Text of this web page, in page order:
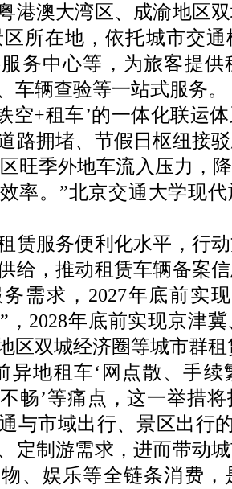
港澳大湾区、成渝地区
所在地，依托城市交
务中心等，为旅客提
车辆查验等一站式服务。
+租车’的一体化联运体
路拥堵、节假日枢纽接
旺季外地车流入压力，
率。”北京交通大学现
服务便利化水平，行动
给，推动租赁车辆备案
需求，2027年底前实
，2028年底前实现京津
区双城经济圈等城市群
地租车‘网点散、手续
畅’等痛点，这一举措
与市域出行、景区出行
定制游需求，进而带动
、娱乐等全链条消费，